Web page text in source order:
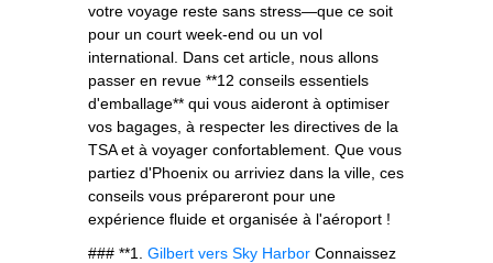
votre voyage reste sans stress—que ce soit
pour un court week-end ou un vol
international. Dans cet article, nous allons
passer en revue **12 conseils essentiels
d'emballage** qui vous aideront à optimiser
vos bagages, à respecter les directives de la
TSA et à voyager confortablement. Que vous
partiez d'Phoenix ou arriviez dans la ville, ces
conseils vous prépareront pour une
expérience fluide et organisée à l'aéroport !
### **1. Gilbert vers Sky Harbor Connaissez